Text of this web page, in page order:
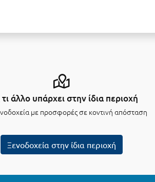
άλλο υπάρχει στην ίδια περιοχή
με προσφορές σε κοντινή απόσταση
Ξενοδοχεία στην ίδια περιοχή